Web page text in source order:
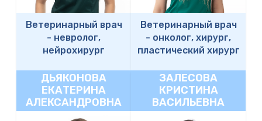
Ветеринарный врач
- невролог,
нейрохирург
Ветеринарный врач
- онколог, хирург,
пластический хирург
ДЬЯКОНОВА
ЕКАТЕРИНА
АЛЕКСАНДРОВНА
ЗАЛЕСОВА
КРИСТИНА
ВАСИЛЬЕВНА